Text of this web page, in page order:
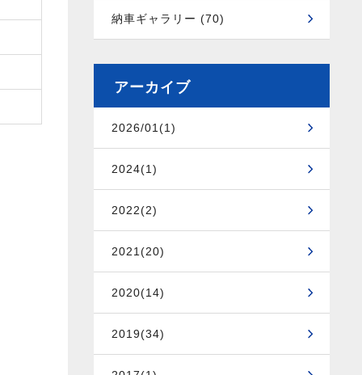
納車ギャラリー (70)
アーカイブ
2026/01(1)
2024(1)
2022(2)
2021(20)
2020(14)
2019(34)